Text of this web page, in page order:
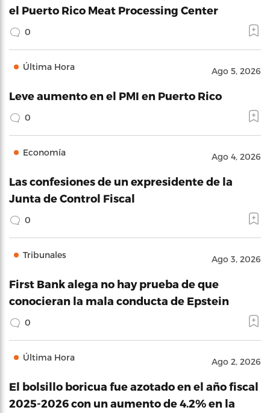
el Puerto Rico Meat Processing Center
0
Última Hora Ago 5, 2026
Leve aumento en el PMI en Puerto Rico
0
Economía Ago 4, 2026
Las confesiones de un expresidente de la
Junta de Control Fiscal
0
Tribunales Ago 3, 2026
First Bank alega no hay prueba de que
conocieran la mala conducta de Epstein
0
Última Hora Ago 2, 2026
El bolsillo boricua fue azotado en el año fiscal
2025-2026 con un aumento de 4.2% en la